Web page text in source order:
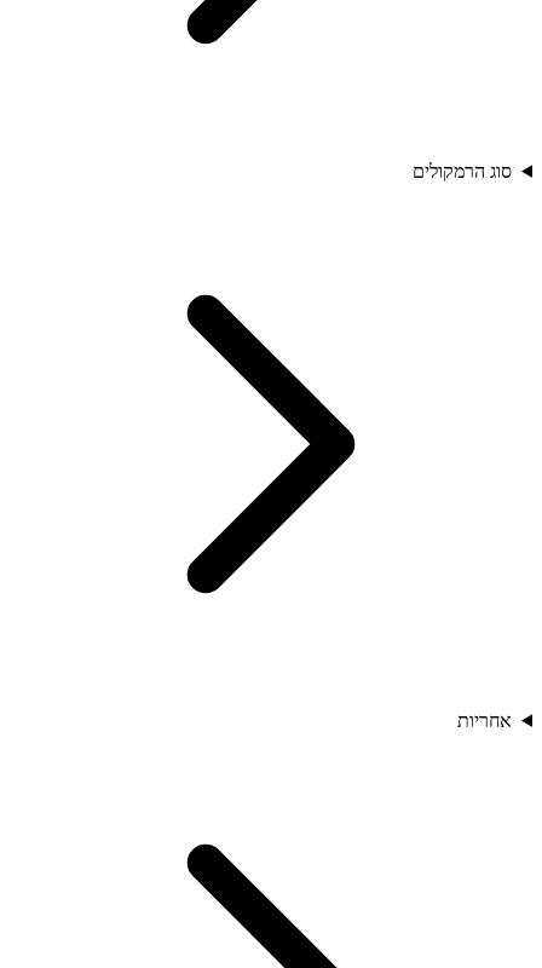
סוג הרמקולים
אחריות